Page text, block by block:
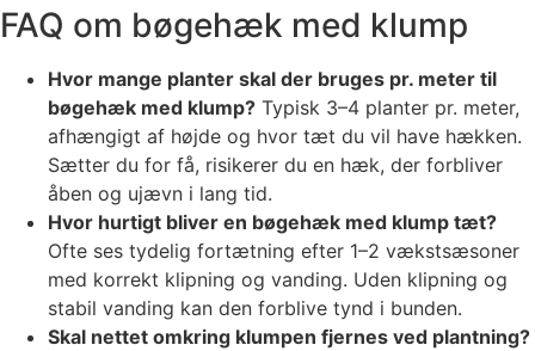
FAQ om bøgehæk med klump
Hvor mange planter skal der bruges pr. meter til
bøgehæk med klump? Typisk 3–4 planter pr. meter,
afhængigt af højde og hvor tæt du vil have hækken.
Sætter du for få, risikerer du en hæk, der forbliver
åben og ujævn i lang tid.
Hvor hurtigt bliver en bøgehæk med klump tæt?
Ofte ses tydelig fortætning efter 1–2 vækstsæsoner
med korrekt klipning og vanding. Uden klipning og
stabil vanding kan den forblive tynd i bunden.
Skal nettet omkring klumpen fjernes ved plantning?